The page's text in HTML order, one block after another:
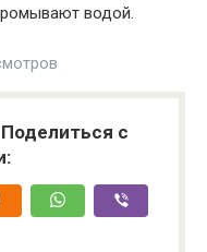
водой.
с